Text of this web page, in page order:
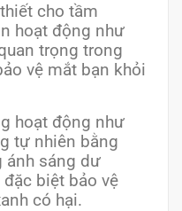
cho tầm
hoạt động như
trọng trong
vệ mắt bạn khỏi
hoạt động như
tự nhiên bằng
ánh sáng dư
biệt bảo vệ
có hại.